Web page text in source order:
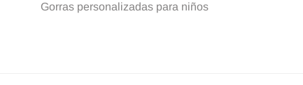
Gorras personalizadas para niños